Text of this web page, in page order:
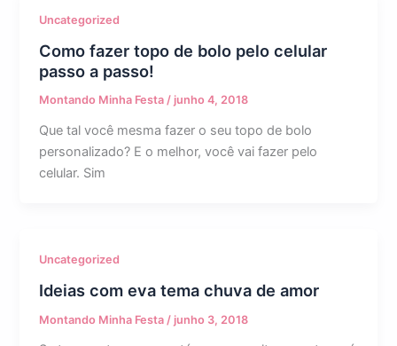
Uncategorized
Como fazer topo de bolo pelo celular
passo a passo!
Montando Minha Festa/ junho 4, 2018
Que tal você mesma fazer o seu topo de bolo
personalizado? E o melhor, você vai fazer pelo
celular. Sim
Uncategorized
Ideias com eva tema chuva de amor
Montando Minha Festa / junho 3, 2018